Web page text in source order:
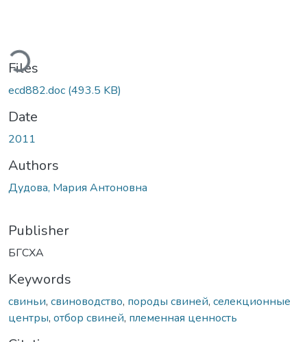
Files
ecd882.doc (493.5 KB)
Date
2011
Authors
Дудова, Мария Антоновна
Publisher
БГСХА
Keywords
свиньи, свиноводство, породы свиней, селекционные
центры, отбор свиней, племенная ценность